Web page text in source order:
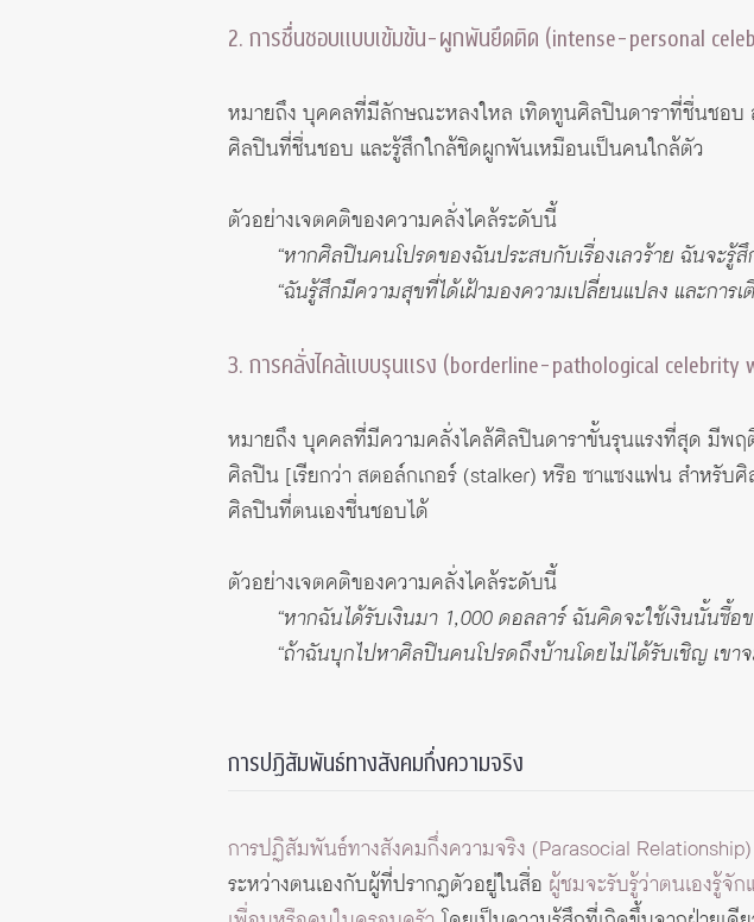
2. การชื่นชอบแบบเข้มข้น-ผูกพันยึดติด (intense-personal
หมายถึง บุคคลที่มีลักษณะหลงใหล เทิดทูนศิลปินดาราที่ชื่นชอบ
ศิลปินที่ชื่นชอบ และรู้สึกใกล้ชิดผูกพันเหมือนเป็นคนใกล้ตัว
ตัวอย่างเจตคติของความคลั่งไคล้ระดับนี้
“หากศิลปินคนโปรดของฉันประสบกับเรื่องเลวร้าย ฉันจะรู้
“ฉันรู้สึกมีความสุขที่ได้เฝ้ามองความเปลี่ยนแปลง และการ
3. การคลั่งไคล้แบบรุนแรง (borderline-pathological celebrity
หมายถึง บุคคลที่มีความคลั่งไคล้ศิลปินดาราขั้นรุนแรงที่สุด มีพฤ
ศิลปิน [เรียกว่า สตอล์กเกอร์ (stalker) หรือ ซาแซงแฟน สำหรั
ศิลปินที่ตนเองชื่นชอบได้
ตัวอย่างเจตคติของความคลั่งไคล้ระดับนี้
“หากฉันได้รับเงินมา 1,000 ดอลลาร์ ฉันคิดจะใช้เงินนั้นซื้
“ถ้าฉันบุกไปหาศิลปินคนโปรดถึงบ้านโดยไม่ได้รับเชิญ เข
การปฏิสัมพันธ์ทางสังคมกึ่งความจริง
การปฏิสัมพันธ์ทางสังคมกึ่งความจริง (Parasocial Relationship)
ระหว่างตนเองกับผู้ที่ปรากฏตัวอยู่ในสื่อ ผู้ชมจะรับรู้ว่าตนเองรู้จั